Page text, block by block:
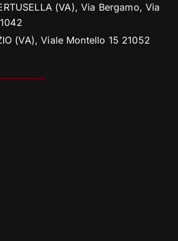
(VA), Via Bergamo, Via
(VA), Viale Montello 15 21052